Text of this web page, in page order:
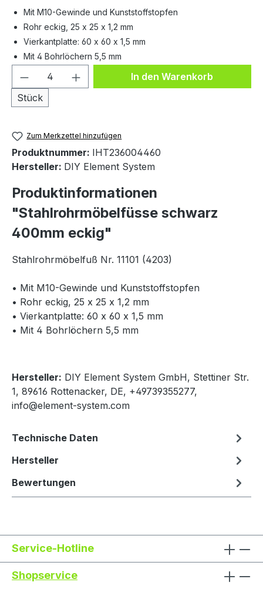
Mit M10-Gewinde und Kunststoffstopfen
Rohr eckig, 25 x 25 x 1,2 mm
Vierkantplatte: 60 x 60 x 1,5 mm
Mit 4 Bohrlöchern 5,5 mm
Produkt Anzahl: Gib den
Stück
In den Warenkorb
Zum Merkzettel hinzufügen
Produktnummer: IHT236004460
Hersteller: DIY Element System
Produktinformationen
"Stahlrohrmöbelfüsse schwarz
400mm eckig"
Stahlrohrmöbelfuß Nr. 11101 (4203)
• Mit M10-Gewinde und Kunststoffstopfen
• Rohr eckig, 25 x 25 x 1,2 mm
• Vierkantplatte: 60 x 60 x 1,5 mm
• Mit 4 Bohrlöchern 5,5 mm
Hersteller: DIY Element System GmbH, Stettiner Str.
1, 89616 Rottenacker, DE, +49739355277,
info@element-system.com
Technische Daten
Hersteller
Bewertungen
Service-Hotline
Shopservice